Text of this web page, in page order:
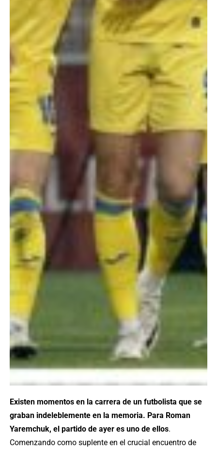
Existen momentos en la carrera de un futbolista que se
graban indeleblemente en la memoria. Para Roman
Yaremchuk, el partido de ayer es uno de ellos.
Comenzando como suplente en el crucial encuentro de